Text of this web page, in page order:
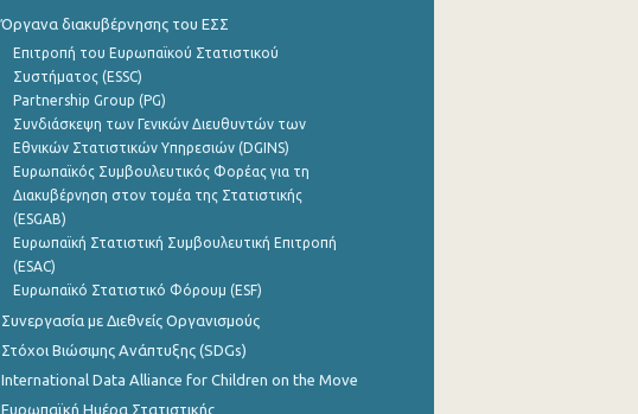
Όργανα διακυβέρνησης του ΕΣΣ
Επιτροπή του Ευρωπαϊκού Στατιστικού
Συστήματος (ESSC)
Partnership Group (PG)
Συνδιάσκεψη των Γενικών Διευθυντών των
Εθνικών Στατιστικών Υπηρεσιών (DGINS)
Ευρωπαϊκός Συμβουλευτικός Φορέας για τη
Διακυβέρνηση στον τομέα της Στατιστικής
(ESGAB)
Ευρωπαϊκή Στατιστική Συμβουλευτική Επιτροπή
(ESAC)
Ευρωπαϊκό Στατιστικό Φόρουμ (ESF)
Συνεργασία με Διεθνείς Οργανισμούς
Στόχοι Βιώσιμης Ανάπτυξης (SDGs)
International Data Alliance for Children on the Move
Ευρωπαϊκή Ημέρα Στατιστικής